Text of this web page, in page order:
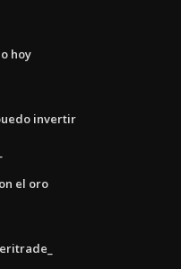
hoy
invertir
el oro